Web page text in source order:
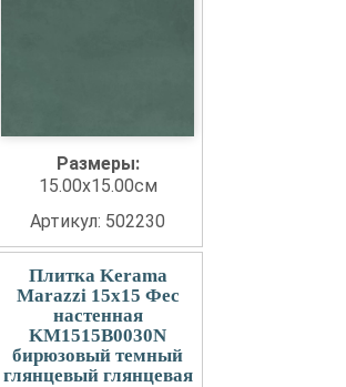
Размеры:
15.00x15.00см
Артикул: 502230
Плитка Kerama
Marazzi 15x15 Фес
настенная
KM1515B0030N
бирюзовый темный
глянцевый глянцевая